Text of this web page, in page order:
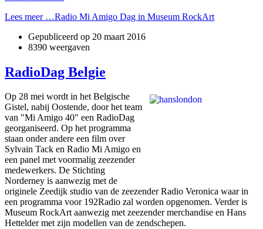
Lees meer …Radio Mi Amigo Dag in Museum RockArt
Gepubliceerd op 20 maart 2016
8390 weergaven
RadioDag Belgie
Op 28 mei wordt in het Belgische
Gistel, nabij Oostende, door het team
van "Mi Amigo 40" een RadioDag
georganiseerd. Op het programma
staan onder andere een film over
Sylvain Tack en Radio Mi Amigo en
een panel met voormalig zeezender
medewerkers. De Stichting
Norderney is aanwezig met de
originele Zeedijk studio van de zeezender Radio Veronica waar in
een programma voor 192Radio zal worden opgenomen. Verder is
Museum RockArt aanwezig met zeezender merchandise en Hans
Hettelder met zijn modellen van de zendschepen.